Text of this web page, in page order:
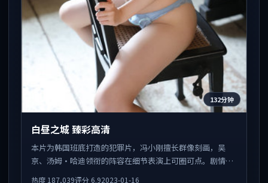
132分钟
白昼之城 臻彩高清
本片为韩国班底打造的犯罪片，冯小刚擅长群像刻画，吴
京、汤姆·哈迪领衔的阵容在细节表演上可圈可点。剧情围
热度 187,039评分 6.92023-01-16